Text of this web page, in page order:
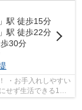
」駅 徒歩15分
」駅 徒歩22分
30分
・お手入れしやすい
せず生活できる1階